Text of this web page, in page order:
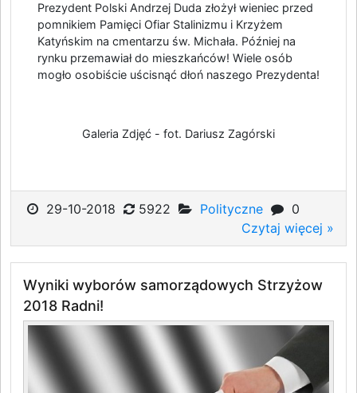
Prezydent Polski Andrzej Duda złożył wieniec przed
pomnikiem Pamięci Ofiar Stalinizmu i Krzyżem
Katyńskim na cmentarzu św. Michała. Później na
rynku przemawiał do mieszkańców! Wiele osób
mogło osobiście uścisnąć dłoń naszego Prezydenta!
Galeria Zdjęć - fot. Dariusz Zagórski
29-10-2018 5922 Polityczne
0
Czytaj więcej »
Wyniki wyborów samorządowych Strzyżow
2018 Radni!